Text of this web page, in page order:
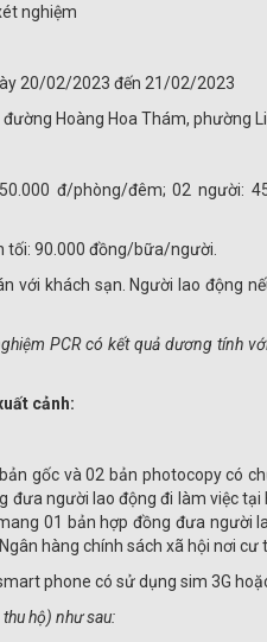
nghiệm
20/02/2023 đến 21/02/2023
Hoàng Hoa Thám, phường
đ/phòng/đêm; 02 người:
tối: 90.000 đồng/bữa/người.
với khách sạn. Người lao động
PCR có kết quả dương tính
cảnh:
gốc và 02 bản photocopy có
đưa người lao động đi làm việc
01 bản hợp đồng đưa người
hàng chính sách xã hội nơi cư
phone có sử dụng sim 3G hoặc
hộ) như sau: